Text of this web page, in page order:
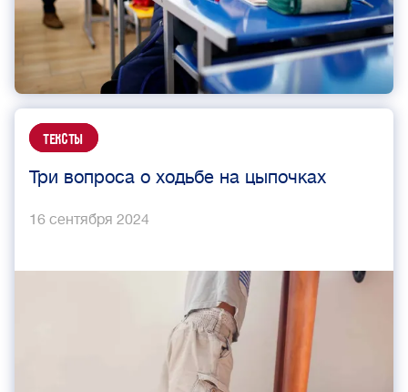
Тексты
Три вопроса о ходьбе на цыпочках
16 сентября 2024